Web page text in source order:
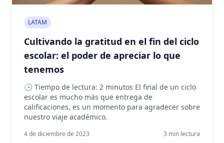
LATAM
Cultivando la gratitud en el fin del ciclo
escolar: el poder de apreciar lo que
tenemos
🕒 Tiempo de lectura: 2 minutos El final de un ciclo
escolar es mucho más que entrega de
calificaciones, es un momento para agradecer sobre
nuestro viaje académico.
4 de diciembre de 2023 3 min lectura